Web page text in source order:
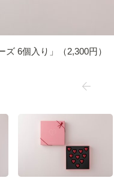
ズ 6個入り」（2,300円）